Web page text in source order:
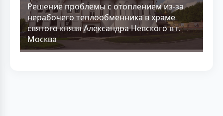
Решение проблемы с отоплением из-за
нерабочего теплообменника в храме
святого князя Александра Невского в г.
Москва